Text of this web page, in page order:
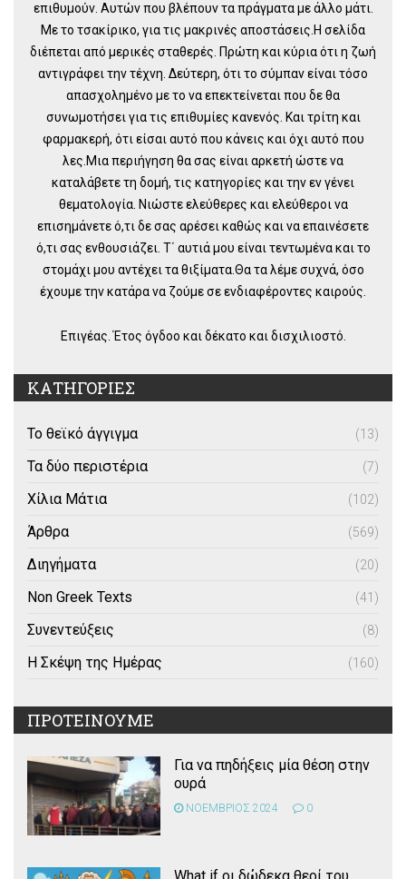
επιθυμούν. Αυτών που βλέπουν τα πράγματα με άλλο μάτι.
Με το τσακίρικο, για τις μακρινές αποστάσεις.Η σελίδα
διέπεται από μερικές σταθερές. Πρώτη και κύρια ότι η ζωή
αντιγράφει την τέχνη. Δεύτερη, ότι το σύμπαν είναι τόσο
απασχολημένο με το να επεκτείνεται που δε θα
συνωμοτήσει για τις επιθυμίες κανενός. Και τρίτη και
φαρμακερή, ότι είσαι αυτό που κάνεις και όχι αυτό που
λες.Μια περιήγηση θα σας είναι αρκετή ώστε να
καταλάβετε τη δομή, τις κατηγορίες και την εν γένει
θεματολογία. Νιώστε ελεύθερες και ελεύθεροι να
επισημάνετε ό,τι δε σας αρέσει καθώς και να επαινέσετε
ό,τι σας ενθουσιάζει. Τ΄ αυτιά μου είναι τεντωμένα και το
στομάχι μου αντέχει τα θιξίματα.Θα τα λέμε συχνά, όσο
έχουμε την κατάρα να ζούμε σε ενδιαφέροντες καιρούς.
Επιγέας. Έτος όγδοο και δέκατο και δισχιλιοστό.
ΚΑΤΗΓΟΡΙΕΣ
Το θεϊκό άγγιγμα (13)
Τα δύο περιστέρια (7)
Χίλια Μάτια (102)
Άρθρα (569)
Διηγήματα (20)
Non Greek Texts (41)
Συνεντεύξεις (8)
Η Σκέψη της Ημέρας (160)
ΠΡΟΤΕΙΝΟΥΜΕ
Για να πηδήξεις μία θέση στην
ουρά
ΝΟΕΜΒΡΙΟΣ 2024 0
What if οι δώδεκα θεοί του